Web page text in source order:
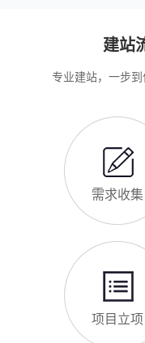
建站
专业建站，一步
需求收集
项目立项